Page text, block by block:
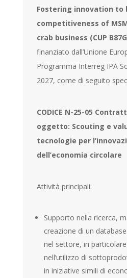
Fostering innovation to
competitiveness of
crab business (CUP
finanziato dall’Unione
Programma Interreg IPA
2027, come di seguito
CODICE N-25-05
oggetto: Scouting e
tecnologie per
dell’economia circolare
Attività principali:
Supporto nella ricerca,
creazione di un
nel settore, in
nell’utilizzo di
in iniziative simili di